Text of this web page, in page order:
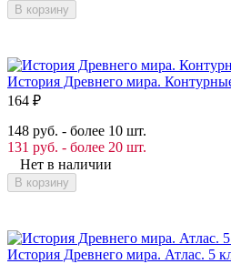
В корзину
История Древнего мира.
164 ₽
148 руб. - более 10 шт.
131 руб. - более 20 шт.
Нет в наличии
В корзину
История Древнего мира. Атлас. 5